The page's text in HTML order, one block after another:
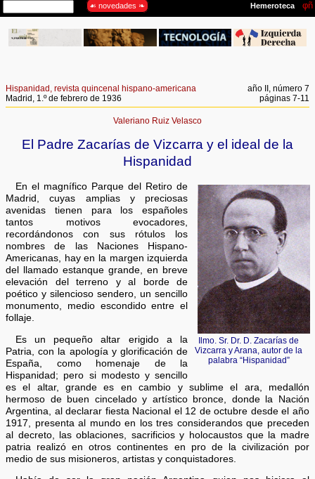
Hispanidad, revista quincenal hispano-americana
Madrid, 1.º de febrero de 1936
año II, número 7
páginas 7-11
Valeriano Ruiz Velasco
El Padre Zacarías de Vizcarra y el ideal de la
Hispanidad
Ilmo. Sr. Dr. D. Zacarías de
Vizcarra y Arana, autor de la
palabra “Hispanidad”
En el magnífico Parque del Retiro de
Madrid, cuyas amplias y preciosas
avenidas tienen para los españoles
tantos motivos evocadores,
recordándonos con sus rótulos los
nombres de las Naciones Hispano-
Americanas, hay en la margen izquierda
del llamado estanque grande, en breve
elevación del terreno y al borde de
poético y silencioso sendero, un sencillo
monumento, medio escondido entre el
follaje.
Es un pequeño altar erigido a la
Patria, con la apología y glorificación de
España, como homenaje de la
Hispanidad; pero si modesto y sencillo
es el altar, grande es en cambio y sublime el ara, medallón
hermoso de buen cincelado y artístico bronce, donde la Nación
Argentina, al declarar fiesta Nacional el 12 de octubre desde el año
1917, presenta al mundo en los tres considerandos que preceden
al decreto, las oblaciones, sacrificios y holocaustos que la madre
patria realizó en otros continentes en pro de la civilización por
medio de sus misioneros, artistas y conquistadores.